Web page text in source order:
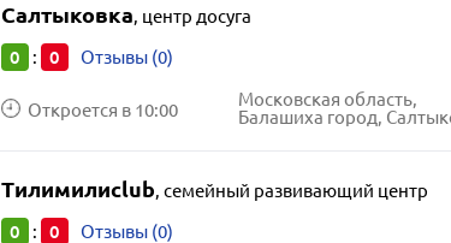
Салтыковка, центр досуга
0 : 0 Отзывы (0)
Откроется в 10:00
Московская область,
Балашиха город, Салтыковка
Тилимилиclub, семейный развивающий центр
0 : 0 Отзывы (0)